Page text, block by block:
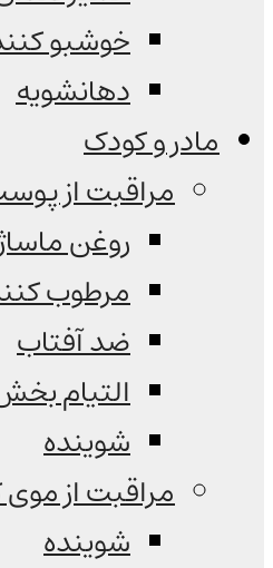
خوشبو
دهانشویه
مادر و کودک
مراقبت از
روغن
مرطوب
ضد آفتاب
التیام
شوینده
مراقبت از
شوینده